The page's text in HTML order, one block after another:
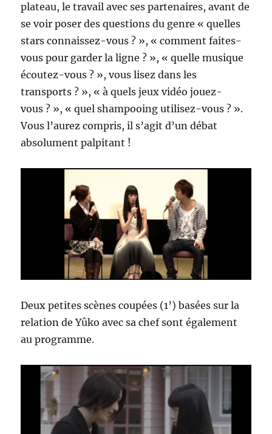
plateau, le travail avec ses partenaires, avant de
se voir poser des questions du genre « quelles
stars connaissez-vous ? », « comment faites-
vous pour garder la ligne ? », « quelle musique
écoutez-vous ? », vous lisez dans les
transports ? », « à quels jeux vidéo jouez-
vous ? », « quel shampooing utilisez-vous ? ».
Vous l’aurez compris, il s’agit d’un débat
absolument palpitant !
Deux petites scènes coupées (1’) basées sur la
relation de Yûko avec sa chef sont également
au programme.